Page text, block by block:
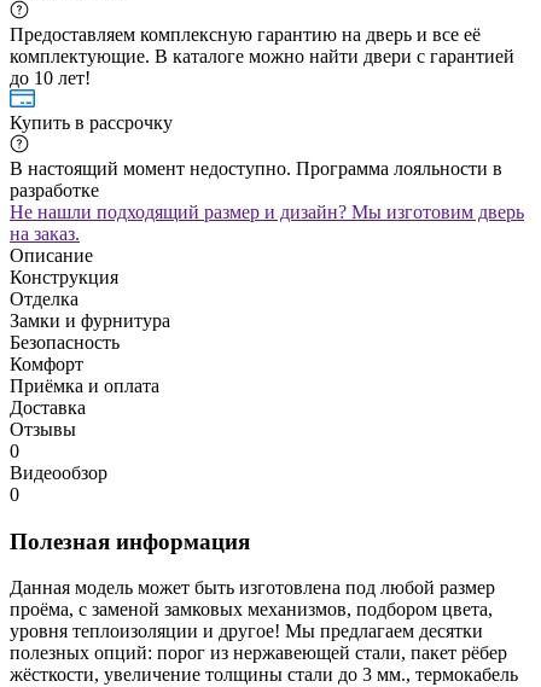
Предоставляем комплексную гарантию на дверь и все её
комплектующие. В каталоге можно найти двери с гарантией
до 10 лет!
Купить в рассрочку
В настоящий момент недоступно. Программа лояльности в
разработке
Не нашли подходящий размер и дизайн? Мы изготовим дверь
на заказ.
Описание
Конструкция
Отделка
Замки и фурнитура
Безопасность
Комфорт
Приёмка и оплата
Доставка
Отзывы
0
Видеообзор
0
Полезная информация
Данная модель может быть изготовлена под любой размер
проёма, с заменой замковых механизмов, подбором цвета,
уровня теплоизоляции и другое! Мы предлагаем десятки
полезных опций: порог из нержавеющей стали, пакет рёбер
жёсткости, увеличение толщины стали до 3 мм., термокабель